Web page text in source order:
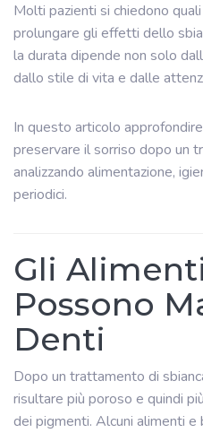
Molti pazienti si chiedono
prolungare gli effetti dello
la durata dipende non solo
dallo stile di vita e dalle
In questo articolo
preservare il sorriso dopo un
analizzando alimentazione,
periodici.
Gli
Possono
Denti
Dopo un trattamento di
risultare più poroso e quindi
dei pigmenti. Alcuni alimenti